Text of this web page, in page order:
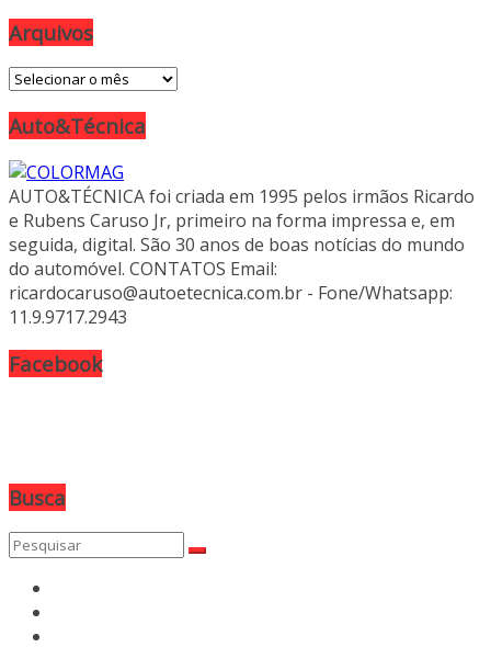
Arquivos
Arquivos
Auto&Técnica
AUTO&TÉCNICA foi criada em 1995 pelos irmãos Ricardo
e Rubens Caruso Jr, primeiro na forma impressa e, em
seguida, digital. São 30 anos de boas notícias do mundo
do automóvel. CONTATOS Email:
ricardocaruso@autoetecnica.com.br - Fone/Whatsapp:
11.9.9717.2943
Facebook
Busca